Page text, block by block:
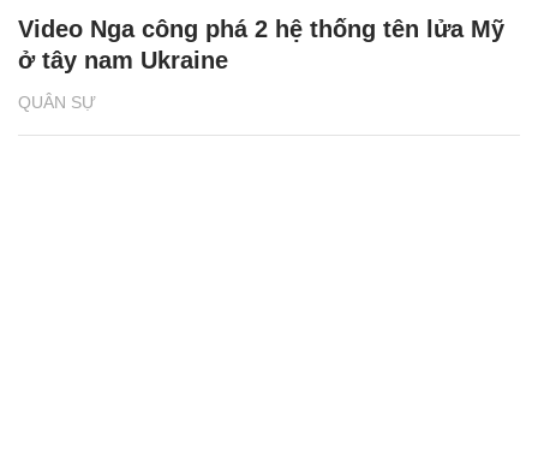
QUÂN SỰ
Video Nga công phá 2 hệ thống tên lửa Mỹ
ở tây nam Ukraine